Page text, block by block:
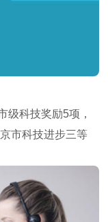
级科技奖励5项，
市科技进步三等